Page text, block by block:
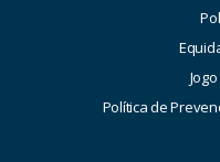
Política de